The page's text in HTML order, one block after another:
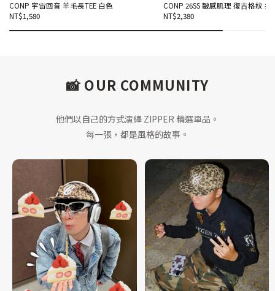
CONP 宇宙回音 羊毛長TEE 白色
NT$1,580
CONP 26SS 皺感肌理 復古格紋 拼
NT$2,380
📸 OUR COMMUNITY
他們以自己的方式演繹 ZIPPER 精選單品。
每一張，都是風格的故事。